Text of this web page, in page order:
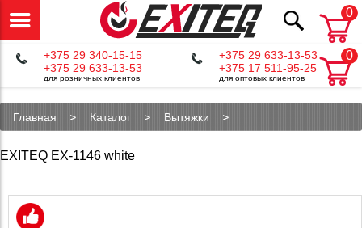
0
0
+375 29 340-15-15
+375 29 633-13-53
для розничных клиентов
+375 29 633-13-53
+375 17 511-95-25
для оптовых клиентов
Главная Каталог
Вытяжки
EXITEQ EX-1146 white